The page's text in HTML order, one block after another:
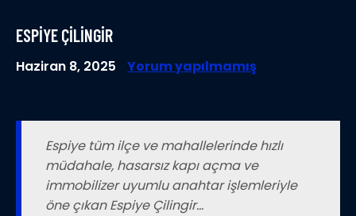
ESPIYE ÇILINGIR
Haziran 8, 2025 Yorum yapılmamış
Espiye tüm ilçe ve mahallelerinde hızlı
müdahale, hasarsız kapı açma ve
immobilizer uyumlu anahtar işlemleriyle
öne çıkan Espiye Çilingir…